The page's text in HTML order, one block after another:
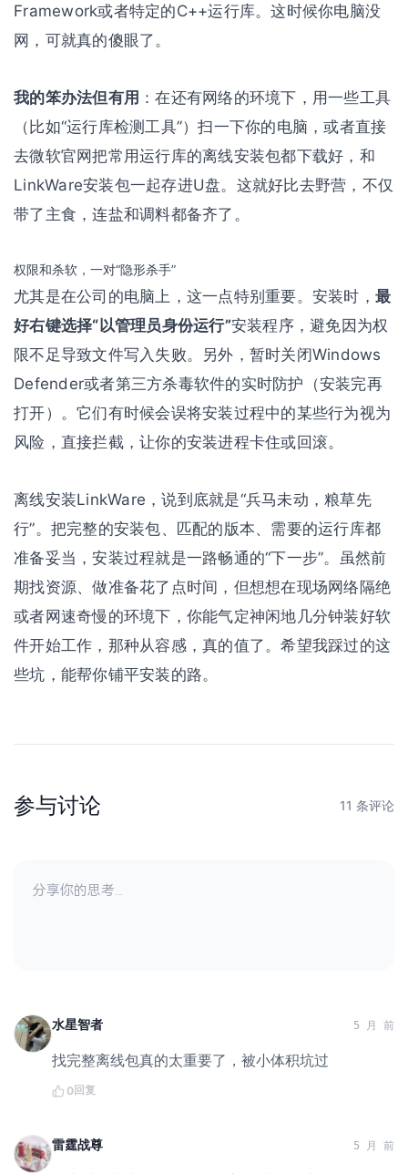
Framework或者特定的C++运行库。这时候你电脑没
网，可就真的傻眼了。
我的笨办法但有用 ：在还有网络的环境下，用一些工具
（比如“运行库检测工具”）扫一下你的电脑，或者直接
去微软官网把常用运行库的离线安装包都下载好，和
LinkWare安装包一起存进U盘。这就好比去野营，不仅
带了主食，连盐和调料都备齐了。
权限和杀软，一对“隐形杀手”
尤其是在公司的电脑上，这一点特别重要。安装时， 最
好右键选择“以管理员身份运行”安装程序，避免因为权
限不足导致文件写入失败。另外，暂时关闭Windows
Defender或者第三方杀毒软件的实时防护（安装完再
打开）。它们有时候会误将安装过程中的某些行为视为
风险，直接拦截，让你的安装进程卡住或回滚。
离线安装LinkWare，说到底就是“兵马未动，粮草先
行”。把完整的安装包、匹配的版本、需要的运行库都
准备妥当，安装过程就是一路畅通的“下一步”。虽然前
期找资源、做准备花了点时间，但想想在现场网络隔绝
或者网速奇慢的环境下，你能气定神闲地几分钟装好软
件开始工作，那种从容感，真的值了。希望我踩过的这
些坑，能帮你铺平安装的路。
参与讨论 11 条评论
水星智者 5 月 前
找完整离线包真的太重要了，被小体积坑过
0回复
雷霆战尊 5 月 前